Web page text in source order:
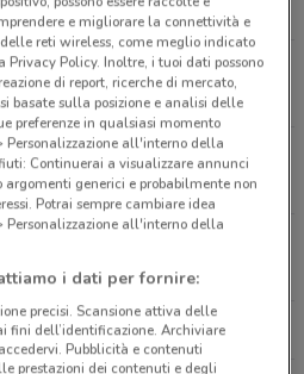
Equense
Gragnano
Di Stabia
Tutti i negozi Sigma
e migliorare la connettività e
reti wireless, come meglio indicato
Policy. Inoltre, i tuoi dati possono
di report, ricerche di mercato,
basate sulla posizione e analisi delle
preferenze in qualsiasi momento
Personalizzazione all'interno della
Continuerai a visualizzare annunci
generici e probabilmente non
Potrai sempre cambiare idea
Personalizzazione all'interno della
i dati per fornire:
precisi. Scansione attiva delle
fini dell’identificazione. Archiviare
Pubblicità e contenuti
prestazioni dei contenuti e degli